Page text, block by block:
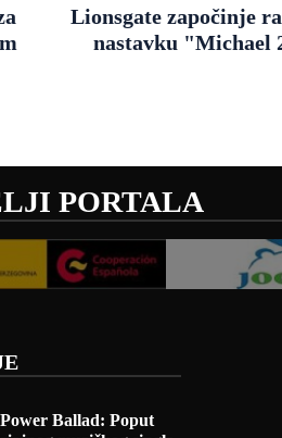
Lionsgate započinje
nastavku "Michael
PORTALA
Power Ballad: Poput